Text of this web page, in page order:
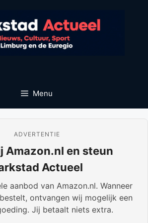
Menu
ADVERTENTIE
Amazon.nl en steun
Actueel
aanbod van Amazon.nl. Wanneer
ontvangen wij mogelijk een
Jij betaalt niets extra.